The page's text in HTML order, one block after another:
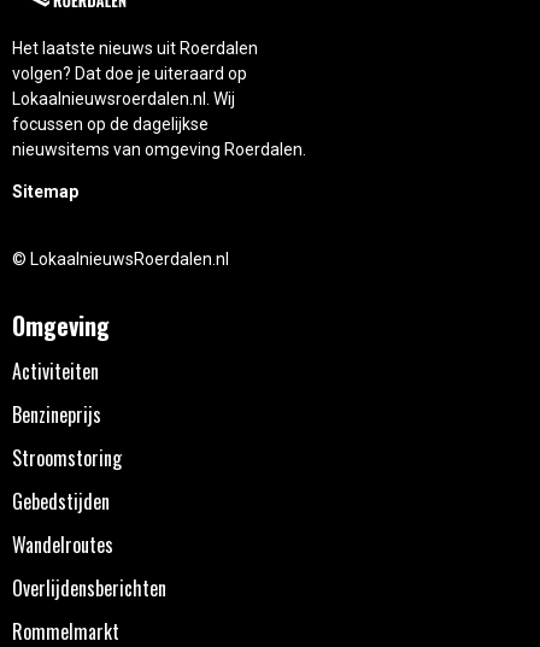
Het laatste nieuws uit Roerdalen
volgen? Dat doe je uiteraard op
Lokaalnieuwsroerdalen.nl. Wij
focussen op de dagelijkse
nieuwsitems van omgeving Roerdalen.
Sitemap
© LokaalnieuwsRoerdalen.nl
Omgeving
Activiteiten
Benzineprijs
Stroomstoring
Gebedstijden
Wandelroutes
Overlijdensberichten
Rommelmarkt